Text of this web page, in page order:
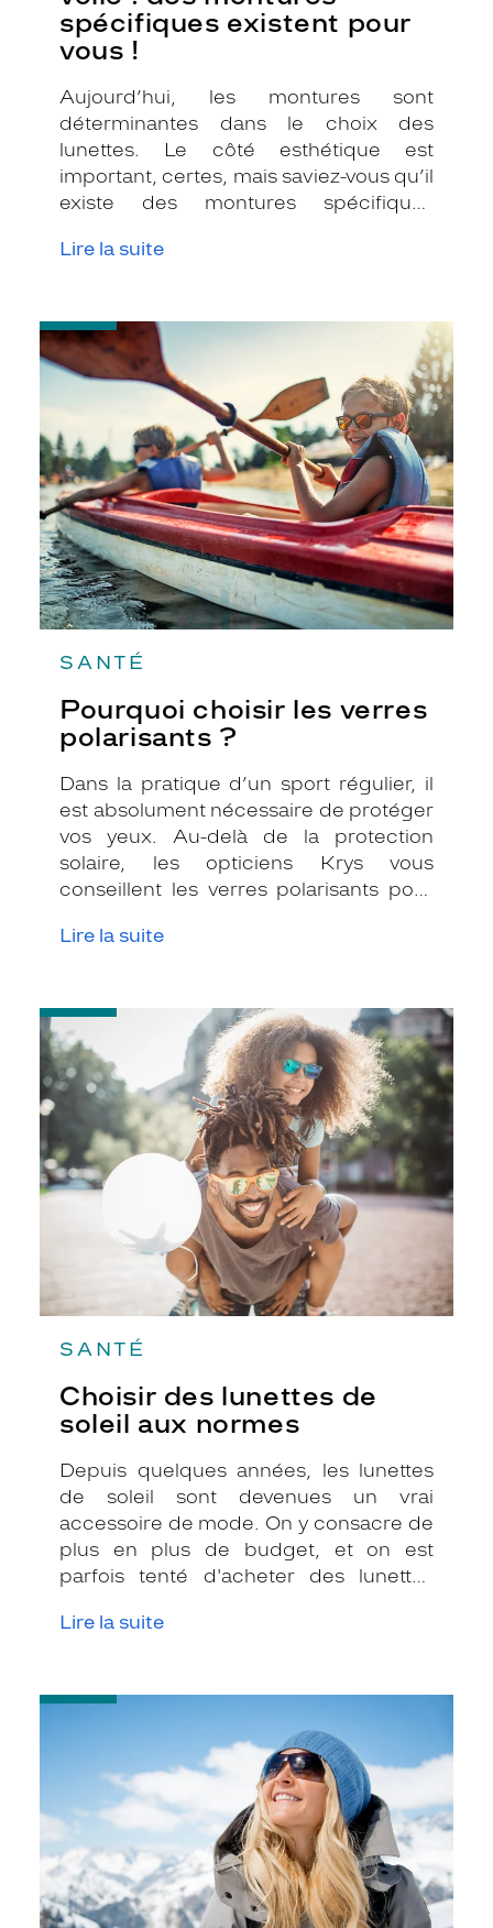
spécifiques existent pour
vous !
Aujourd’hui, les montures sont
déterminantes dans le choix des
lunettes. Le côté esthétique est
important, certes, mais saviez-vous qu’il
existe des montures spécifiques
Lire la suite
SANTÉ
Pourquoi choisir les verres
polarisants ?
Dans la pratique d’un sport régulier, il
est absolument nécessaire de protéger
vos yeux. Au-delà de la protection
solaire, les opticiens Krys vous
conseillent les verres polarisants pour
ce soit le vélo, la voile, le ski ou encore le
Lire la suite
-
Pourquoi
choisir
verres
polarisants
?
SANTÉ
Choisir des lunettes de
soleil aux normes
Depuis quelques années, les lunettes
de soleil sont devenues un vrai
accessoire de mode. On y consacre de
plus en plus de budget, et on est
parfois tenté d'acheter des lunettes
bien aux normes. Que vous achetiez sur
vous aider à bien choisir vos solaires !
Lire la suite
-
Choisir
des
lunettes
de
soleil
aux
normes
-
UV
à
la
montagne
!